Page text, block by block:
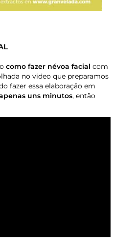
como fazer névoa facial com
no vídeo que preparamos
fazer essa elaboração em
uns minutos, então